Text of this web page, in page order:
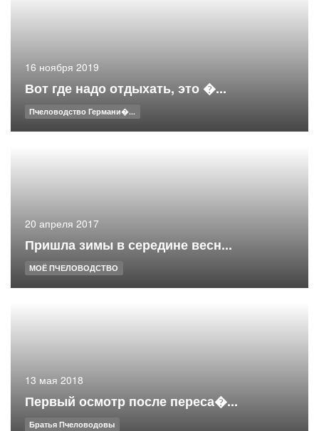
16 ноября 2019
Вот где надо отдыхать, это �...
Пчеловодство Германи�...
20 апреля 2017
Пришла зимы в середине весн...
МОЁ ПЧЕЛОВОДСТВО
13 мая 2018
Первый осмотр после переса�...
Братья Пчеловодовы